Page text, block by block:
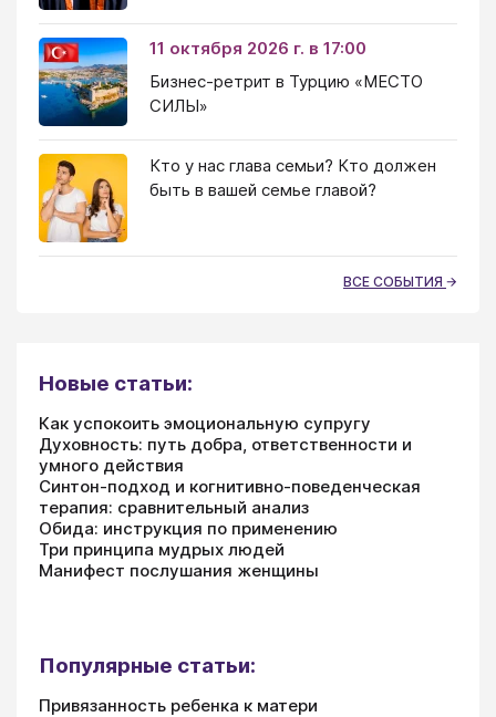
11 октября 2026 г. в 17:00
Бизнес-ретрит в Турцию «МЕСТО
СИЛЫ»
Кто у нас глава семьи? Кто должен
быть в вашей семье главой?
ВСЕ СОБЫТИЯ
Новые статьи:
Как успокоить эмоциональную супругу
Духовность: путь добра, ответственности и
умного действия
Синтон-подход и когнитивно-поведенческая
терапия: сравнительный анализ
Обида: инструкция по применению
Три принципа мудрых людей
Манифест послушания женщины
Популярные статьи:
Привязанность ребенка к матери